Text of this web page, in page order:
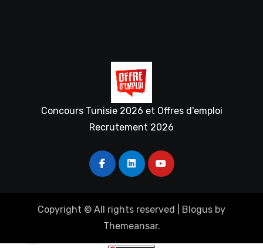
Concours Tunisie 2026 et Offres d'emploi
Recrutement 2026
Copyright © All rights reserved Blogus by
Themeansar.